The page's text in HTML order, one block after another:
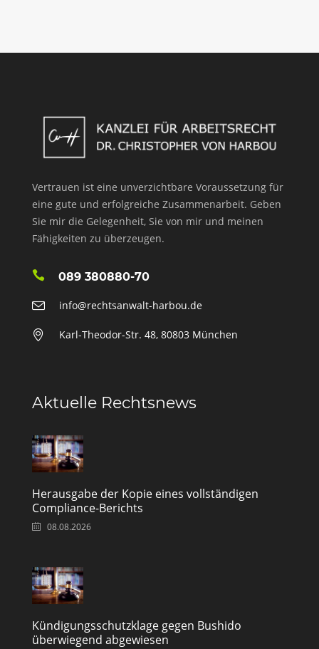
Vertrauen ist eine unverzichtbare Voraussetzung für
eine gute und erfolgreiche Zusammenarbeit. Geben
Sie mir die Gelegenheit, Sie von mir und meinen
Fähigkeiten zu überzeugen.
089 380880-70
info@rechtsanwalt-harbou.de
Karl-Theodor-Str. 48, 80803 München
Aktuelle Rechtsnews
Herausgabe der Kopie eines vollständigen
Compliance-Berichts
08.08.2026
Kündigungsschutzklage gegen Bushido
überwiegend abgewiesen